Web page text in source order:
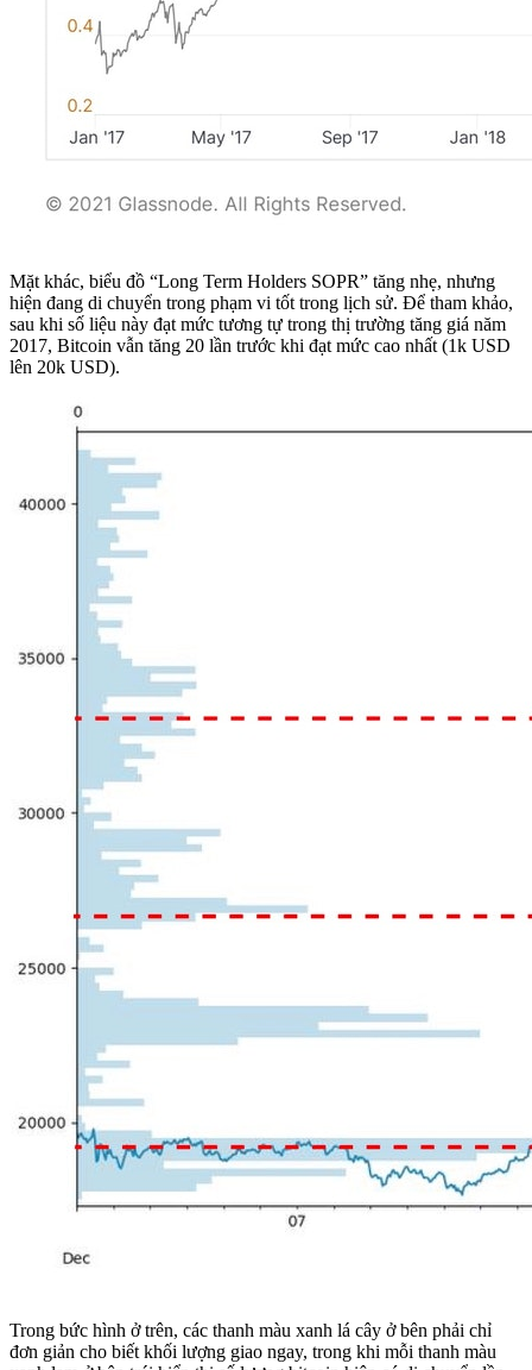
Mặt khác, biểu đồ “Long Term Holders SOPR” tăng nhẹ, nhưng
hiện đang di chuyển trong phạm vi tốt trong lịch sử. Để tham khảo,
sau khi số liệu này đạt mức tương tự trong thị trường tăng giá năm
2017, Bitcoin vẫn tăng 20 lần trước khi đạt mức cao nhất (1k USD
lên 20k USD).
Trong bức hình ở trên, các thanh màu xanh lá cây ở bên phải chỉ
đơn giản cho biết khối lượng giao ngay, trong khi mỗi thanh màu